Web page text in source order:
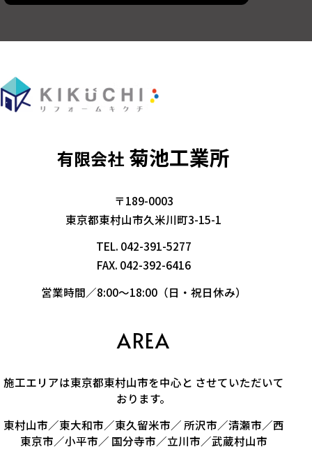
有限会社 菊池工業所
〒189-0003
東京都東村山市久米川町3-15-1
TEL. 042-391-5277
FAX. 042-392-6416
営業時間／8:00～18:00（日・祝日休み）
AREA
施工エリアは東京都東村山市を中心と させていただいて
おります。
東村山市／東大和市／東久留米市／ 所沢市／清瀬市／西
東京市／小平市／ 国分寺市／立川市／武蔵村山市